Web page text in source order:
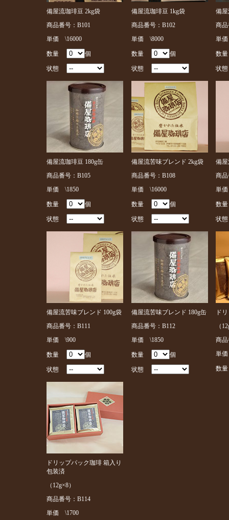
備屋流珈琲豆 2kg袋
商品番号：B101
単価 \16000
数量 個
状態
備屋流珈琲豆 1kg袋
商品番号：B102
単価 \8000
数量 個
状態
備屋
商
単
数
状
備屋流珈琲豆 180g缶
商品番号：B105
単価 \1850
数量 個
状態
備屋流苦味ブレンド 2kg袋
商品番号：B108
単価 \16000
数量 個
状態
備
商
単
数
状
備屋流苦味ブレンド 100g袋
商品番号：B111
単価 \900
数量 個
状態
備屋流苦味ブレンド 180g缶
商品番号：B112
単価 \1850
数量 個
状態
ド
（
商
単
数
ドリップパック珈琲 箱入り
包装済
（12g×8）
商品番号：B114
単価 \1700